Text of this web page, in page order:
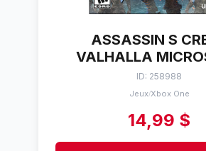
ASSASSIN S
VALHALLA
XBOX ONE
ID: 258988
Jeux/Xbox One
14,99 $